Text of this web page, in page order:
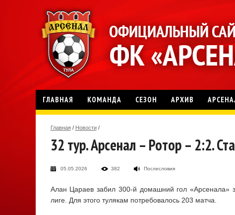
ГЛАВНАЯ КОМАНДА СЕЗОН АРХИВ
Главная / Новости /
32 тур. Арсенал – Ротор – 2:2.
05.05.2026 382 Послесловия
Алан Цараев забил 300-й домашний гол «Арсенала»
лиге. Для этого тулякам потребовалось 203 матча.